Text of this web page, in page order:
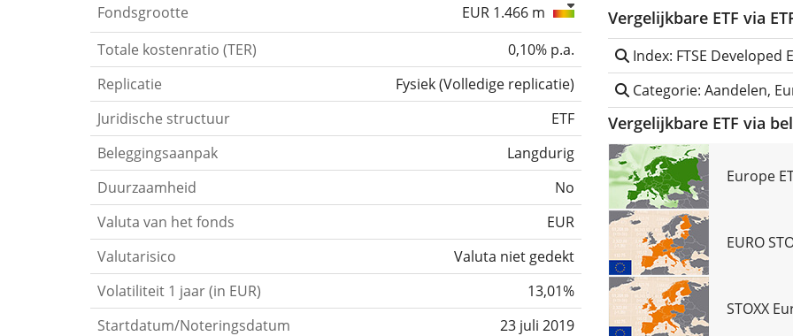
Fondsgrootte
EUR 1.466 m
Totale kostenratio (TER)
0,10% p.a.
Replicatie
Fysiek(Volledige replicatie)
Juridische structuur
ETF
Beleggingsaanpak
Langdurig
Duurzaamheid
No
Valuta van het fonds
EUR
Valutarisico
Valuta niet gedekt
Volatiliteit 1 jaar (in EUR)
13,01%
Startdatum/Noteringsdatum
23 juli 2019
Vergelijkbare ETF via
Index: FTSE Developed
Categorie: Aandelen,
Vergelijkbare ETF via
Europe
EURO
STOXX